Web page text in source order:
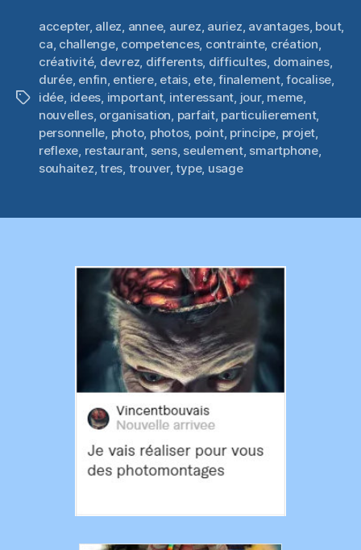
Étiquettes
accepter, allez, annee, aurez, auriez, avantages, bout,
ca, challenge, competences, contrainte, création,
créativité, devrez, differents, difficultes, domaines,
durée, enfin, entiere, etais, ete,finalement,focalise,
idée, idees, important, interessant, jour, meme,
nouvelles, organisation, parfait, particulierement,
personnelle, photo, photos, point, principe, projet,
reflexe, restaurant, sens, seulement, smartphone,
souhaitez,tres, trouver,type, usage